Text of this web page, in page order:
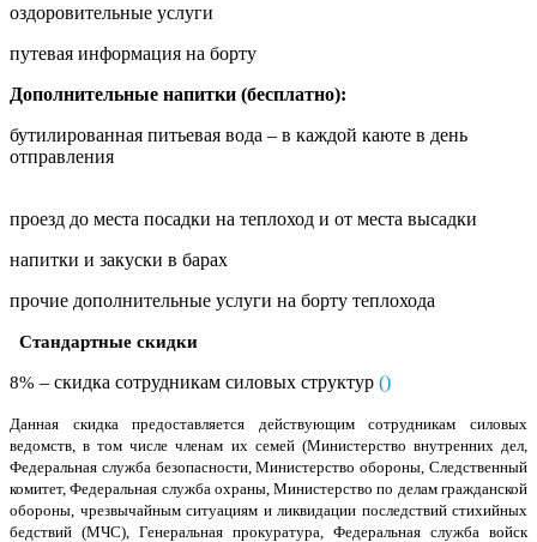
оздоровительные услуги
путевая информация на борту
Дополнительные напитки (бесплатно):
бутилированная питьевая вода – в каждой каюте в день
отправления
проезд до места посадки на теплоход и от места высадки
напитки и закуски в барах
прочие дополнительные услуги на борту теплохода
Стандартные скидки
8% – скидка сотрудникам силовых структур ()
Данная скидка предоставляется действующим сотрудникам силовых
ведомств, в том числе членам их семей (Министерство внутренних дел,
Федеральная служба безопасности, Министерство обороны, Следственный
комитет, Федеральная служба охраны, Министерство по делам гражданской
обороны, чрезвычайным ситуациям и ликвидации последствий стихийных
бедствий (МЧС), Генеральная прокуратура, Федеральная служба войск